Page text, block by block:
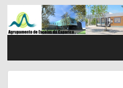
Skip
content